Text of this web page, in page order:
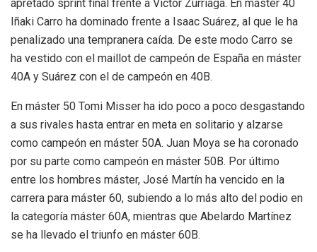
apretado sprint final frente a Víctor Zurriaga. En máster 40
Iñaki Carro ha dominado frente a Isaac Suárez, al que le ha
penalizado una tempranera caída. De este modo Carro se
ha vestido con el maillot de campeón de España en máster
40A y Suárez con el de campeón en 40B.
En máster 50 Tomi Misser ha ido poco a poco desgastando
a sus rivales hasta entrar en meta en solitario y alzarse
como campeón en máster 50A. Juan Moya se ha coronado
por su parte como campeón en máster 50B. Por último
entre los hombres máster, José Martín ha vencido en la
carrera para máster 60, subiendo a lo más alto del podio en
la categoría máster 60A, mientras que Abelardo Martínez
se ha llevado el triunfo en máster 60B.